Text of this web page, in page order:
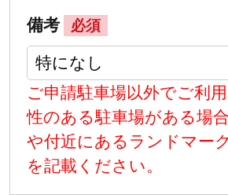
備考 必須
ご申請駐車場以外でご利
性のある駐車場がある場
や付近にあるランドマー
を記載ください。